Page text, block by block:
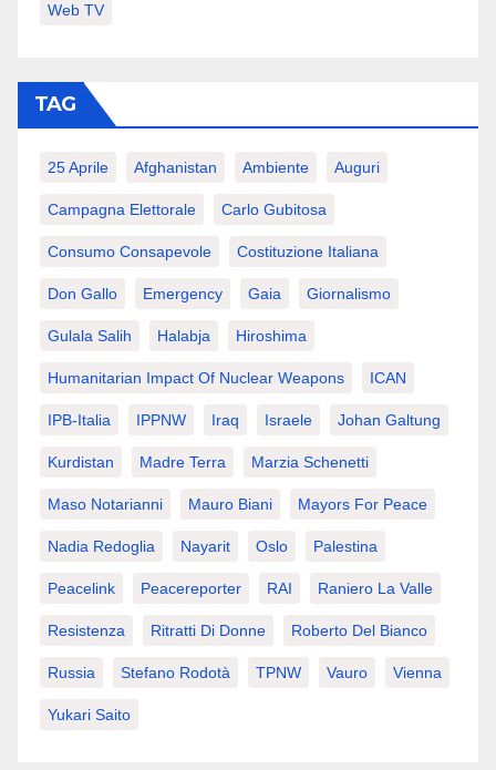
Web TV
TAG
25 Aprile Afghanistan Ambiente Auguri
Campagna Elettorale Carlo Gubitosa
Consumo Consapevole Costituzione Italiana
Don Gallo Emergency Gaia Giornalismo
Gulala Salih Halabja Hiroshima
Humanitarian Impact Of Nuclear Weapons ICAN
IPB-Italia IPPNW Iraq Israele Johan Galtung
Kurdistan Madre Terra Marzia Schenetti
Maso Notarianni Mauro Biani Mayors For Peace
Nadia Redoglia Nayarit Oslo Palestina
Peacelink Peacereporter RAI Raniero La Valle
Resistenza Ritratti Di Donne Roberto Del Bianco
Russia Stefano Rodotà TPNW Vauro Vienna
Yukari Saito